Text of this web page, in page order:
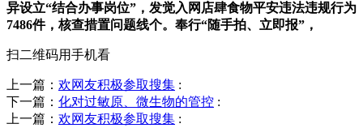
异设立“结合办事岗位”，发觉入网店肆食物平安违法违规行为
7486件，核查措置问题线个。奉行“随手拍、立即报”，
扫二维码用手机看
上一篇： 欢网友积极参取搜集 :
下一篇： 化对过敏原、微生物的管控 :
上一篇： 欢网友积极参取搜集 :